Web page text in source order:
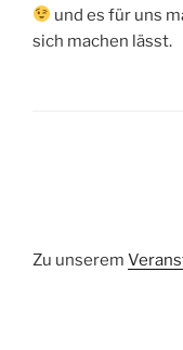
und es für uns
sich machen lässt.
Zu unserem